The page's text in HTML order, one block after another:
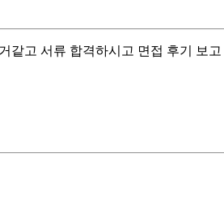
고 서류 합격하시고 면접 후기 보